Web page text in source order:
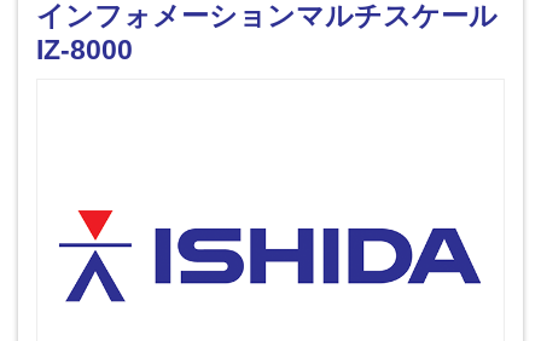
インフォメーションマルチスケール
IZ-8000